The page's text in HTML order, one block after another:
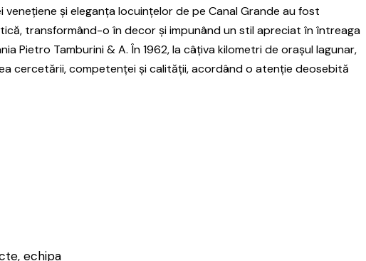
și eleganța locuințelor de pe Canal Grande au fost
transformând-o în decor și impunând un stil apreciat în întreaga
Pietro Tamburini & A. În 1962, la câțiva kilometri de orașul lagunar,
cercetării, competenței și calității, acordând o atenție deosebită
echipa